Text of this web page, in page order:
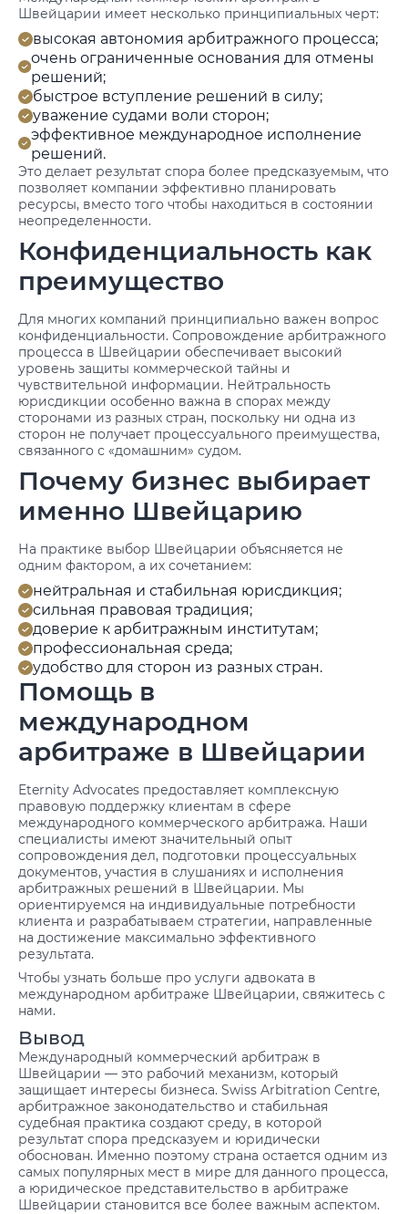
Швейцарии имеет несколько принципиальных черт:
высокая автономия арбитражного процесса;
очень ограниченные основания для отмены
решений;
быстрое вступление решений в силу;
уважение судами воли сторон;
эффективное международное исполнение
решений.
Это делает результат спора более предсказуемым, что
позволяет компании эффективно планировать
ресурсы, вместо того чтобы находиться в состоянии
неопределенности.
Конфиденциальность как
преимущество
Для многих компаний принципиально важен вопрос
конфиденциальности. Сопровождение арбитражного
процесса в Швейцарии обеспечивает высокий
уровень защиты коммерческой тайны и
чувствительной информации. Нейтральность
юрисдикции особенно важна в спорах между
сторонами из разных стран, поскольку ни одна из
сторон не получает процессуального преимущества,
связанного с «домашним» судом.
Почему бизнес выбирает
именно Швейцарию
На практике выбор Швейцарии объясняется не
одним фактором, а их сочетанием:
нейтральная и стабильная юрисдикция;
сильная правовая традиция;
доверие к арбитражным институтам;
профессиональная среда;
удобство для сторон из разных стран.
Помощь в
международном
арбитраже в Швейцарии
Eternity Advocates предоставляет комплексную
правовую поддержку клиентам в сфере
международного коммерческого арбитража. Наши
специалисты имеют значительный опыт
сопровождения дел, подготовки процессуальных
документов, участия в слушаниях и исполнения
арбитражных решений в Швейцарии. Мы
ориентируемся на индивидуальные потребности
клиента и разрабатываем стратегии, направленные
на достижение максимально эффективного
результата.
Чтобы узнать больше про услуги адвоката в
международном арбитраже Швейцарии, свяжитесь с
нами.
Вывод
Международный коммерческий арбитраж в
Швейцарии — это рабочий механизм, который
защищает интересы бизнеса. Swiss Arbitration Centre,
арбитражное законодательство и стабильная
судебная практика создают среду, в которой
результат спора предсказуем и юридически
обоснован. Именно поэтому страна остается одним из
самых популярных мест в мире для данного процесса,
а юридическое представительство в арбитраже
Швейцарии становится все более важным аспектом.